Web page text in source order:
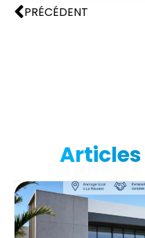
PRÉCÉDENT